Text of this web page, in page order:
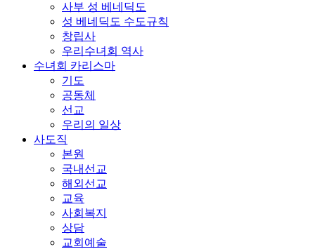
사부 성 베네딕도
성 베네딕도 수도규칙
창립사
우리수녀회 역사
수녀회 카리스마
기도
공동체
선교
우리의 일상
사도직
본원
국내선교
해외선교
교육
사회복지
상담
교회예술